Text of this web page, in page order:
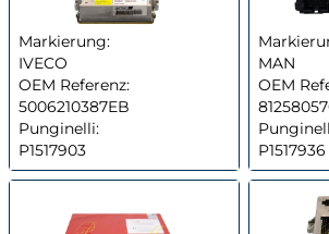
Markierung:
IVECO
OEM Referenz:
5006210387EB
Punginelli:
P1517903
MAN
OEM
P1517936